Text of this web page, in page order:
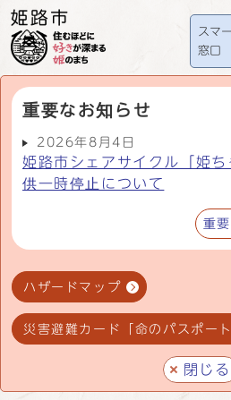
スマ
窓口
重要なお知らせ
2026年8月4日
姫路市シェアサイクル「姫
供一時停止について
重
ハザードマップ
災害避難カード「命のパスポート
閉じる